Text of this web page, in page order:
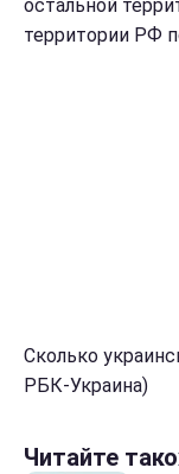
остальной
территории РФ
Сколько
РБК-Украина)
Читайте